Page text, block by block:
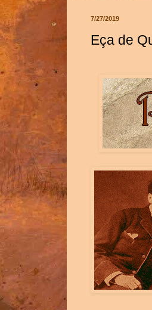
7/27/2019
Eça de